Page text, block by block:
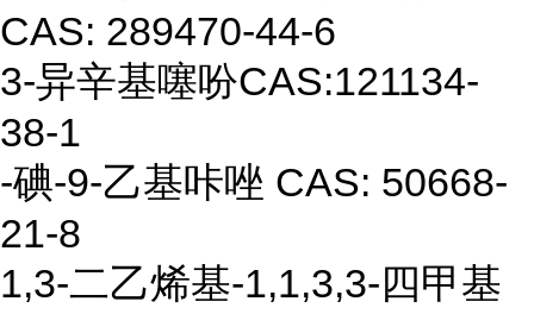
CAS: 289470-44-6
3-异辛基噻吩CAS:121134-
38-1
-碘-9-乙基咔唑 CAS: 50668-
21-8
1,3-二乙烯基-1,1,3,3-四甲基